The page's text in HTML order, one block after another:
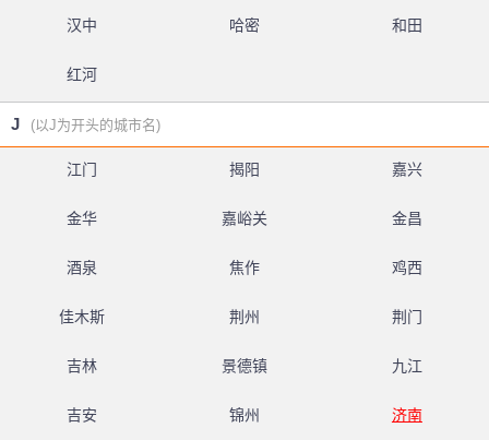
汉中 哈密 和田
红河
J (以J为开头的城市名)
江门 揭阳 嘉兴
金华 嘉峪关 金昌
酒泉 焦作 鸡西
佳木斯 荆州 荆门
吉林 景德镇 九江
吉安 锦州 济南